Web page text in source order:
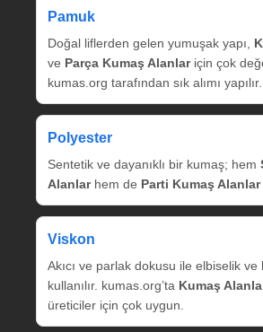
Pamuk
Doğal liflerden gelen yumuşak yapı,
ve Parça Kumaş Alanlariçin çok
kumas.org tarafından sık alımı yapılır.
Polyester
Sentetik ve dayanıklı bir kumaş; hem
Alanlarhem de Parti Kumaş Alanlar
Viskon
Akıcı ve parlak dokusu ile elbiselik ve
kullanılır. kumas.org’ta Kumaş
üreticiler için çok uygun.